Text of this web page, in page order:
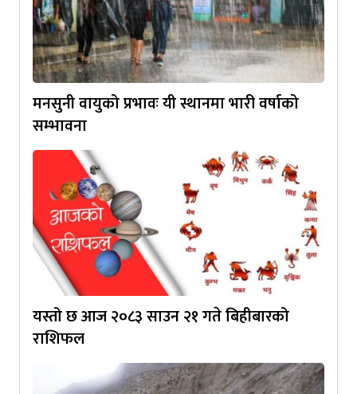
मनसुनी वायुको प्रभावः यी स्थानमा भारी वर्षाको
सम्भावना
यस्तो छ आज २०८३ साउन २१ गते बिहीबारको
राशिफल